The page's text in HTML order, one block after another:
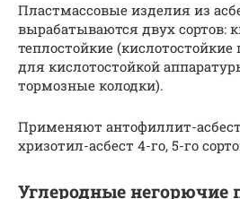
Пластмассовые изделия из
вырабатываются двух сортов:
теплостойкие
для кислотостойкой
тормозные колодки).
Применяют антофиллит-асбест
хризотил-асбест 4-го, 5-го
Углеродные негорючие